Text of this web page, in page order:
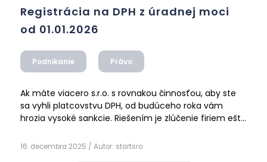
Registrácia na DPH z úradnej moci
od 01.01.2026
Podnikanie Právo
Ak máte viacero s.r.o. s rovnakou činnosťou, aby ste
sa vyhli platcovstvu DPH, od budúceho roka vám
hrozia vysoké sankcie. Riešením je zlúčenie firiem ešte
častým javom, že…
16. decembra 2025 / Autor: startsro